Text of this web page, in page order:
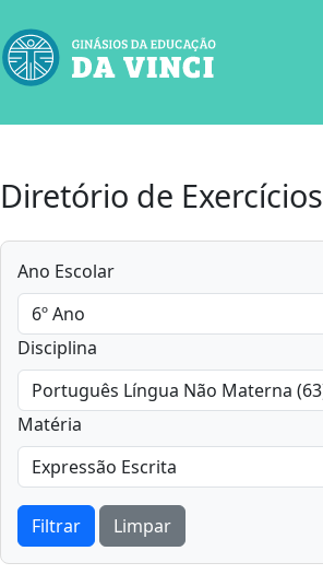
Diretório de Exercícios
Ano Escolar
Disciplina
Matéria
Filtrar Limpar